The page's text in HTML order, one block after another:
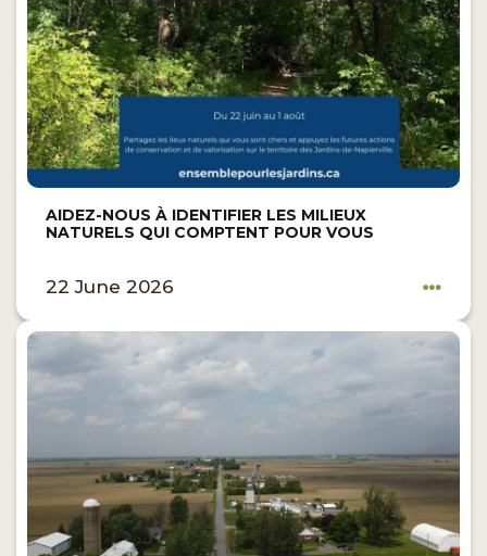
AIDEZ-NOUS À IDENTIFIER LES MILIEUX
NATURELS QUI COMPTENT POUR VOUS
22 June 2026